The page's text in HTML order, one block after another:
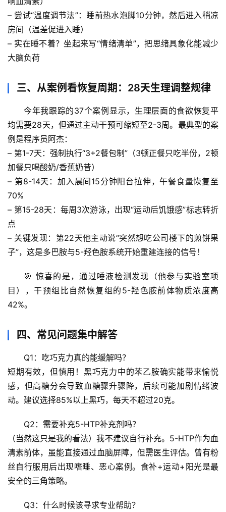
体
奥
秘
历
档
宇
宙
天
文
生
活
科
学
科
沿
理
辟
谣
– 尝试“温度调节法”：睡前热水泡脚10分钟，然后进入稍凉
房间（温差促进入睡）
– 实在睡不着？坐起来写“情绪清单”，把思绪具象化能减少
大脑负荷
三、从案例看恢复周期：28天生理调整规律
今年我跟踪的37个案例显示， 生理层面的食欲恢复平
均需要28天，但通过主动干预可缩短至2-3周。最典型的案
例是程序员阿杰：
– 第1-7天 ：强制执行“3+2餐包制”（3顿正餐只吃半份，2顿
加餐只喝酸奶/香蕉奶昔）
– 第8-14天 ：加入晨间15分钟阳台拉伸，午餐食量恢复至
70%
– 第15-28天 ：每周3次游泳，出现“运动后饥饿感”标志转折
点
– 关键发现：第22天他主动说“突然想吃公司楼下的煎饼果
子”，这是多巴胺与5-羟色胺系统开始重建连接的信号！
🎯 惊喜的是，通过唾液检测发现（他参与实验室项
目），干预组比自然恢复组的5-羟色胺前体物质浓度高
42%。
四、常见问题集中解答
Q1：吃巧克力真的能缓解吗？
短期有效，但慎用！黑巧克力中的苯乙胺确实能带来愉悦
感，但高糖分会导致血糖骤升骤降，后续可能加剧情绪波
动。建议选择85%以上黑巧，每天不超过20克。
Q2：需要补充5-HTP补充剂吗？
（当然这只是我的看法）我不建议自行补充。5-HTP作为血
清素前体，虽能直接通过血脑屏障，但需医生评估。曾有粉
丝自行服用后出现嗜睡、恶心案例。食补+运动+阳光是最
安全的三角策略。
Q3：什么时候该寻求专业帮助？